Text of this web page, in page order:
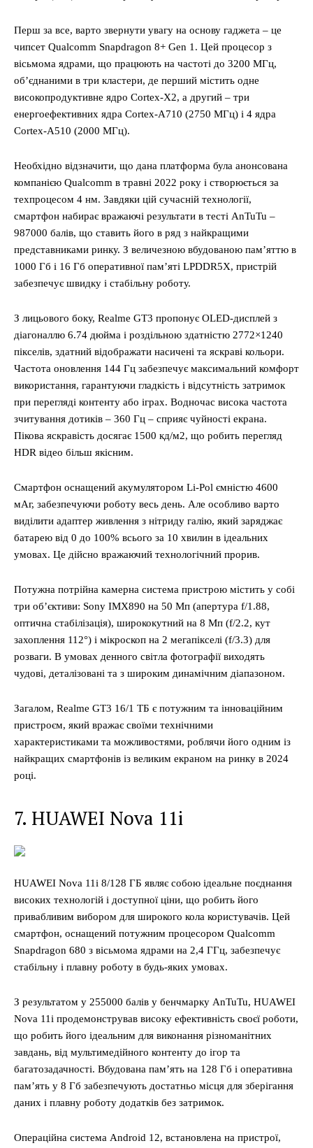
Війна
Перш за все, варто звернути увагу на основу гаджета – це
чипсет Qualcomm Snapdragon 8+ Gen 1. Цей процесор з
вісьмома ядрами, що працюють на частоті до 3200 МГц,
об’єднаними в три кластери, де перший містить одне
високопродуктивне ядро Cortex-X2, а другий – три
енергоефективних ядра Cortex-A710 (2750 МГц) і 4 ядра
Cortex-A510 (2000 МГц).
Необхідно відзначити, що дана платформа була анонсована
компанією Qualcomm в травні 2022 року і створюється за
техпроцесом 4 нм. Завдяки цій сучасній технології,
смартфон набирає вражаючі результати в тесті AnTuTu –
987000 балів, що ставить його в ряд з найкращими
представниками ринку. З величезною вбудованою пам’яттю в
1000 Гб і 16 Гб оперативної пам’яті LPDDR5X, пристрій
забезпечує швидку і стабільну роботу.
З лицьового боку, Realme GT3 пропонує OLED-дисплей з
діагоналлю 6.74 дюйма і роздільною здатністю 2772×1240
пікселів, здатний відображати насичені та яскраві кольори.
Частота оновлення 144 Гц забезпечує максимальний комфорт
використання, гарантуючи гладкість і відсутність затримок
при перегляді контенту або іграх. Водночас висока частота
зчитування дотиків – 360 Гц – сприяє чуйності екрана.
Пікова яскравість досягає 1500 кд/м2, що робить перегляд
HDR відео більш якісним.
Смартфон оснащений акумулятором Li-Pol ємністю 4600
мАг, забезпечуючи роботу весь день. Але особливо варто
виділити адаптер живлення з нітриду галію, який заряджає
батарею від 0 до 100% всього за 10 хвилин в ідеальних
умовах. Це дійсно вражаючий технологічний прорив.
Потужна потрійна камерна система пристрою містить у собі
три об’єктиви: Sony IMX890 на 50 Мп (апертура f/1.88,
оптична стабілізація), ширококутний на 8 Мп (f/2.2, кут
захоплення 112°) і мікроскоп на 2 мегапікселі (f/3.3) для
розваги. В умовах денного світла фотографії виходять
чудові, деталізовані та з широким динамічним діапазоном.
Загалом, Realme GT3 16/1 ТБ є потужним та інноваційним
пристроєм, який вражає своїми технічними
характеристиками та можливостями, роблячи його одним із
найкращих смартфонів із великим екраном на ринку в 2024
році.
7. HUAWEI Nova 11i
HUAWEI Nova 11i 8/128 ГБ являє собою ідеальне поєднання
високих технологій і доступної ціни, що робить його
привабливим вибором для широкого кола користувачів. Цей
смартфон, оснащений потужним процесором Qualcomm
Snapdragon 680 з вісьмома ядрами на 2,4 ГГц, забезпечує
стабільну і плавну роботу в будь-яких умовах.
З результатом у 255000 балів у бенчмарку AnTuTu, HUAWEI
Nova 11i продемонстрував високу ефективність своєї роботи,
що робить його ідеальним для виконання різноманітних
завдань, від мультимедійного контенту до ігор та
багатозадачності. Вбудована пам’ять на 128 Гб і оперативна
пам’ять у 8 Гб забезпечують достатньо місця для зберігання
даних і плавну роботу додатків без затримок.
Операційна система Android 12, встановлена на пристрої,